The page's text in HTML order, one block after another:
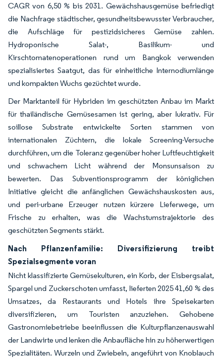
CAGR von 6,50 % bis 2031. Gewächshausgemüse befriedigt
die Nachfrage städtischer, gesundheitsbewusster Verbraucher,
die Aufschläge für pestizidsicheres Gemüse zahlen.
Hydroponische Salat-, Basilikum- und
Kirschtomatenoperationen rund um Bangkok verwenden
spezialisiertes Saatgut, das für einheitliche Internodiumlänge
und kompakten Wuchs gezüchtet wurde.
Der Marktanteil für Hybriden im geschützten Anbau im Markt
für thailändische Gemüsesamen ist gering, aber lukrativ. Für
soillose Substrate entwickelte Sorten stammen von
internationalen Züchtern, die lokale Screening-Versuche
durchführen, um die Toleranz gegenüber hoher Luftfeuchtigkeit
und schwachem Licht während der Monsunsaison zu
bewerten. Das Subventionsprogramm der königlichen
Initiative gleicht die anfänglichen Gewächshauskosten aus,
und peri-urbane Erzeuger nutzen kürzere Lieferwege, um
Frische zu erhalten, was die Wachstumstrajektorie des
geschützten Segments stärkt.
Nach Pflanzenfamilie: Diversifizierung treibt
Spezialsegmente voran
Nicht klassifizierte Gemüsekulturen, ein Korb, der Eisbergsalat,
Spargel und Zuckerschoten umfasst, lieferten 2025 41,60 % des
Umsatzes, da Restaurants und Hotels ihre Speisekarten
diversifizieren, um Touristen anzuziehen. Gehobene
Gastronomiebetriebe beeinflussen die Kulturpflanzenauswahl
der Landwirte und lenken die Anbaufläche hin zu höherwertigen
Spezialitäten. Wurzeln und Zwiebeln, angeführt von Knoblauch